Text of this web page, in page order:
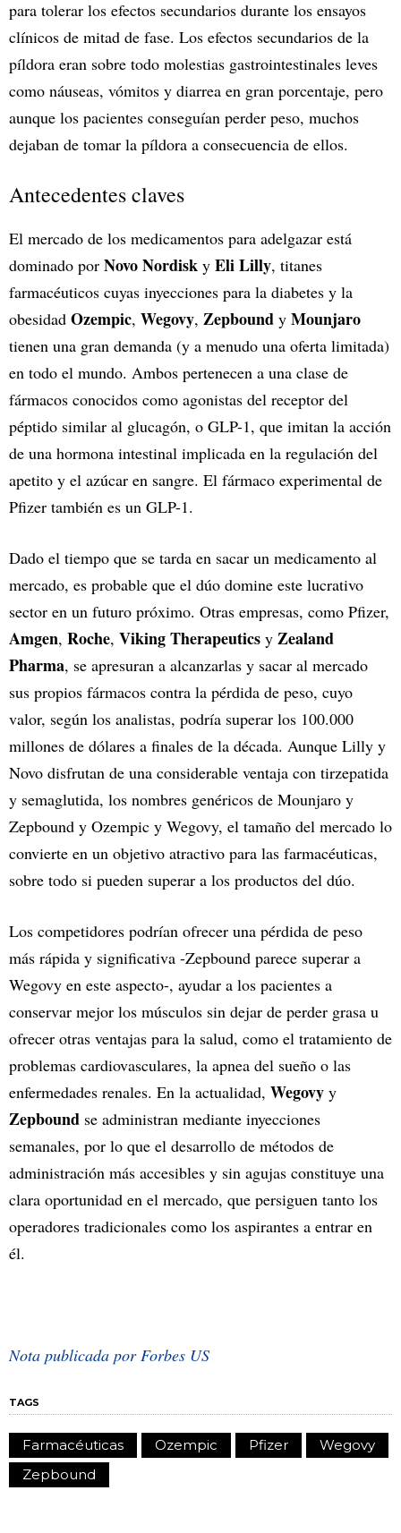
para tolerar los efectos secundarios durante los ensayos
clínicos de mitad de fase. Los efectos secundarios de la
píldora eran sobre todo molestias gastrointestinales leves
como náuseas, vómitos y diarrea en gran porcentaje, pero
aunque los pacientes conseguían perder peso, muchos
dejaban de tomar la píldora a consecuencia de ellos.
Antecedentes claves
El mercado de los medicamentos para adelgazar está
dominado por Novo Nordisk y Eli Lilly, titanes
farmacéuticos cuyas inyecciones para la diabetes y la
obesidad Ozempic, Wegovy, Zepbound y Mounjaro
tienen una gran demanda (y a menudo una oferta limitada)
en todo el mundo. Ambos pertenecen a una clase de
fármacos conocidos como agonistas del receptor del
péptido similar al glucagón, o GLP-1, que imitan la acción
de una hormona intestinal implicada en la regulación del
apetito y el azúcar en sangre. El fármaco experimental de
Pfizer también es un GLP-1.
Dado el tiempo que se tarda en sacar un medicamento al
mercado, es probable que el dúo domine este lucrativo
sector en un futuro próximo. Otras empresas, como Pfizer,
Amgen, Roche, Viking Therapeutics y Zealand
Pharma, se apresuran a alcanzarlas y sacar al mercado
sus propios fármacos contra la pérdida de peso, cuyo
valor, según los analistas, podría superar los 100.000
millones de dólares a finales de la década. Aunque Lilly y
Novo disfrutan de una considerable ventaja con tirzepatida
y semaglutida, los nombres genéricos de Mounjaro y
Zepbound y Ozempic y Wegovy, el tamaño del mercado lo
convierte en un objetivo atractivo para las farmacéuticas,
sobre todo si pueden superar a los productos del dúo.
Los competidores podrían ofrecer una pérdida de peso
más rápida y significativa -Zepbound parece superar a
Wegovy en este aspecto-, ayudar a los pacientes a
conservar mejor los músculos sin dejar de perder grasa u
ofrecer otras ventajas para la salud, como el tratamiento de
problemas cardiovasculares, la apnea del sueño o las
enfermedades renales. En la actualidad, Wegovy y
Zepbound se administran mediante inyecciones
semanales, por lo que el desarrollo de métodos de
administración más accesibles y sin agujas constituye una
clara oportunidad en el mercado, que persiguen tanto los
operadores tradicionales como los aspirantes a entrar en
él.
Nota publicada por Forbes US
TAGS
Farmacéuticas Ozempic Pfizer
Wegovy
Zepbound